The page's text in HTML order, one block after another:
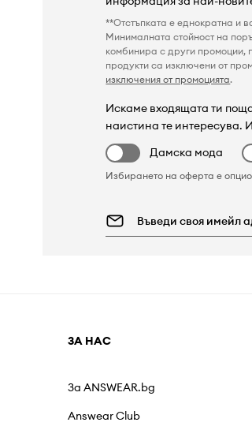
**Отстъпката е еднократна и
Минималната стойност на
комбинира с други промоции,
продукти са изключени от
изключения от промоцията.
Искаме входящата ти
наистина те интересува.
Дамска мода
Избирането на оферта е
ЗА НАС
За ANSWEAR.bg
Answear Club